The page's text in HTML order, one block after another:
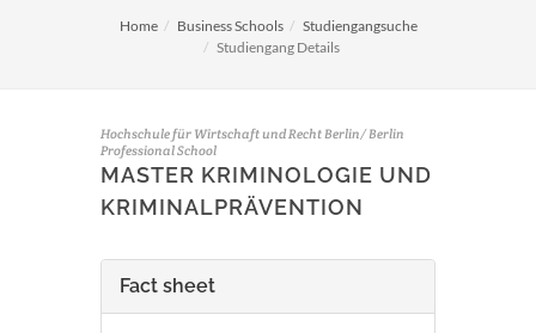
Home Business Schools
Studiengangsuche
Studiengang Details
Hochschule für Wirtschaft und Recht Berlin/ Berlin
Professional School
MASTER KRIMINOLOGIE UND
KRIMINALPRÄVENTION
Fact sheet